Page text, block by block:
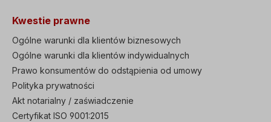
W, 0,19 A/0,12 A,
min, 52 m3/h3x
60 Hz, 40 W,
3500 obr/min, 52
RAL5010, długość
185 mm, Ø
136 mm Aby
wentylator
należy zdjąć
Zgodność z globalnymi
normami CE, UL, cUL Proszę
używać Heavy Duty 150%
przez 1 min lub Normal Duty
podczas postoju lub obrotu
Kwestie prawne
Ogólne warunki dla klientów biznesowych
Ogólne warunki dla klientów indywidualnych
Prawo konsumentów do odstąpienia od umowy
Polityka prywatności
Akt notarialny / zaświadczenie
Certyfikat ISO 9001:2015